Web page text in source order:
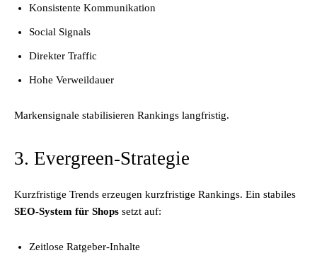
Konsistente Kommunikation
Social Signals
Direkter Traffic
Hohe Verweildauer
Markensignale stabilisieren Rankings langfristig.
3. Evergreen-Strategie
Kurzfristige Trends erzeugen kurzfristige Rankings. Ein stabiles
SEO-System für Shops setzt auf:
Zeitlose Ratgeber-Inhalte